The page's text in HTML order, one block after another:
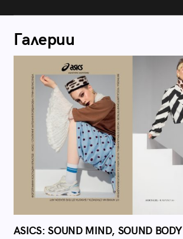
Галерии
ASICS: SOUND MIND, SOUND BODY